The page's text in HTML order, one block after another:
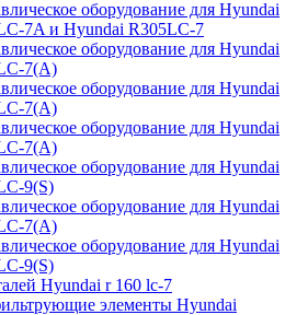
оборудование для Hyundai
7A и Hyundai R305LC-7
оборудование для Hyundai
7(A)
оборудование для Hyundai
7(A)
оборудование для Hyundai
7(A)
оборудование для Hyundai
9(S)
оборудование для Hyundai
7(A)
оборудование для Hyundai
9(S)
Hyundai r 160 lc-7
элементы Hyundai